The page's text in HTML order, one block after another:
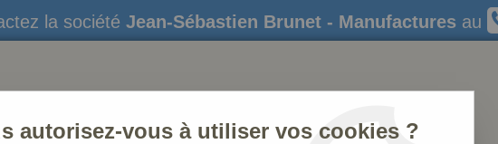
la société Jean-Sébastien Brunet - Manufactures au
autorisez-vous à utiliser vos cookies ?